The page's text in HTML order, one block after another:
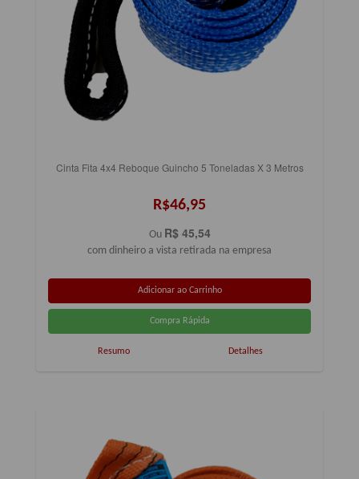
Cinta Fita 4x4 Reboque Guincho 5 Toneladas X 3 Metros
R$46,95
Ou R$ 45,54
com dinheiro a vista retirada na empresa
Resumo Detalhes